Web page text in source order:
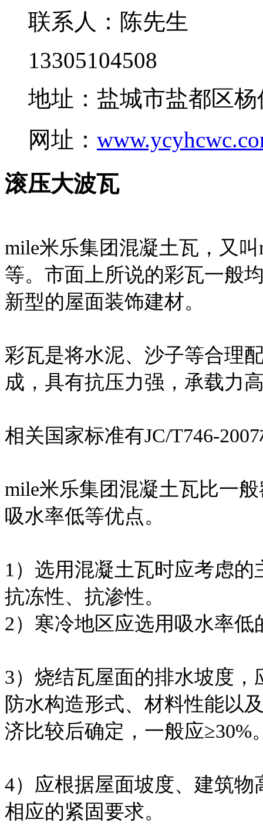
联系人：陈先生
13305104508
地址：盐城市盐都区
网址：
滚压大波瓦
mile米乐集团混凝土瓦，又
等。市面上所说的彩瓦一般
新型的屋面装饰建材。
彩瓦是将水泥、沙子等合理
成，具有抗压力强，承载力
相关国家标准有JC/T746-
mile米乐集团混凝土瓦比一
吸水率低等优点。
1）选用混凝土瓦时应考虑
抗冻性、抗渗性。
2）寒冷地区应选用吸水率低
3）烧结瓦屋面的排水坡度
防水构造形式、材料性能以
济比较后确定，一般应≥30%
4）应根据屋面坡度、建筑
相应的紧固要求。